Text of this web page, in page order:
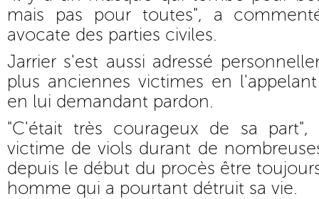
mais pas pour toutes", a
avocate des parties civiles.
Jarrier s'est aussi adressé
plus anciennes victimes en
en lui demandant pardon.
"C'était très courageux de sa
victime de viols durant de
depuis le début du procès être
homme qui a pourtant détruit sa vie.